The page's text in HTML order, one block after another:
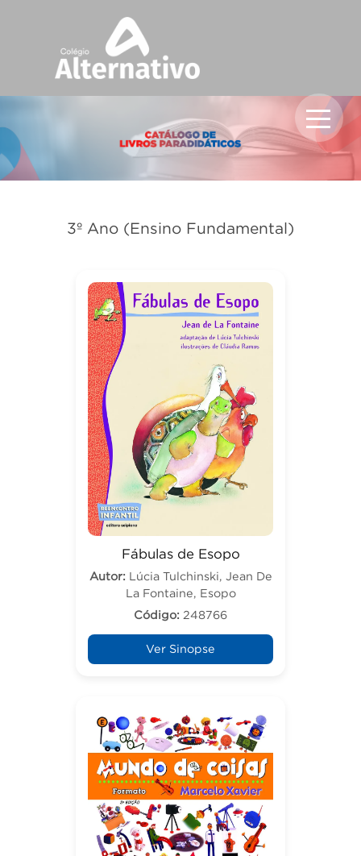
3º Ano (Ensino Fundamental)
Fábulas de Esopo
Autor: Lúcia Tulchinski, Jean De
La Fontaine, Esopo
Código: 248766
Ver Sinopse